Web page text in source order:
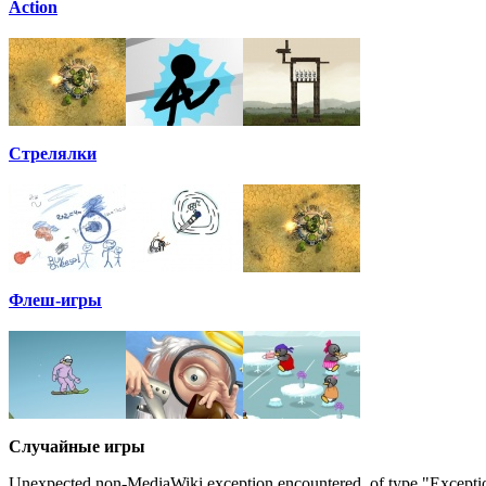
Action
Стрелялки
Флеш-игры
Случайные игры